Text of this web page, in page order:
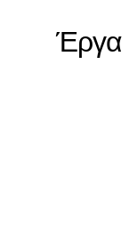
Έργα